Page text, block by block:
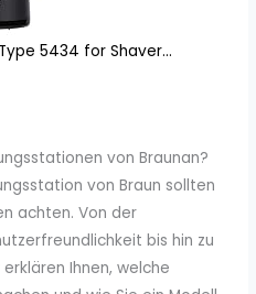
5434 for Shaver...
von Braunan?
von Braun sollten
achten. Von der
bis hin zu
Ihnen, welche